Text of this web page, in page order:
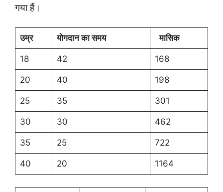
गया हैं।
उम्र योगदान का समय मासिक
18 42 168
20 40 198
25 35 301
30 30 462
35 25 722
40 20 1164